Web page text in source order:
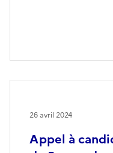
Appel à
26 avril 2024